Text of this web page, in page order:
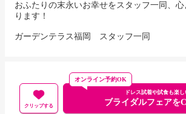
おふたりの末永いお幸せをスタッフ一同、
ります！
ガーデンテラス福岡 スタッフ一同
クリップする
ドレス試着や試食も楽し
ブライダルフェアを
オンライン予約OK